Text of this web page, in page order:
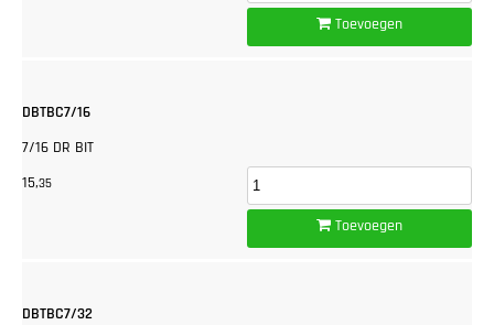
Toevoegen
DBTBC7/16
7/16 DR BIT
15,35
Toevoegen
DBTBC7/32